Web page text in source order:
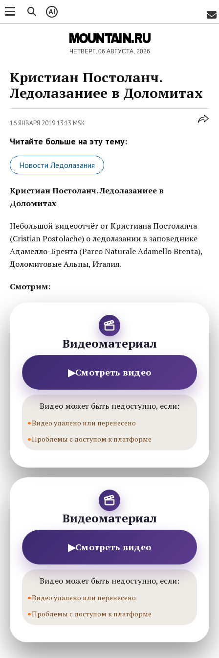
AI
MOUNTAIN.RU
ЧЕТВЕРГ, 06 АВГУСТА, 2026
Кристиан Постоланч.
Ледолазаниее в Доломитах
16 ЯНВАРЯ 2019 13:13 MSK
Читайте больше на эту тему:
Новости Ледолазания
Кристиан Постоланч. Ледолазаниее в
Доломитах
Небольшой видеоотчёт от Кристиана Постоланча
(Cristian Postolache) о ледолазании в заповеднике
Адамелло-Брента (Parco Naturale Adamello Brenta),
Доломитовые Альпы, Италия.
Смотрим:
Видеоматериал
▶Смотреть видео
Видео может быть недоступно, если:
Видео удалено или перенесено
Проблемы с доступом к платформе
Видеоматериал
▶Смотреть видео
Видео может быть недоступно, если:
Видео удалено или перенесено
Проблемы с доступом к платформе